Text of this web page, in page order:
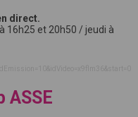
direct.
16h25 et 20h50 / jeudi à
ASSE